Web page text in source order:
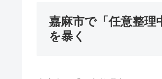
嘉麻市で「任意整
を暴く